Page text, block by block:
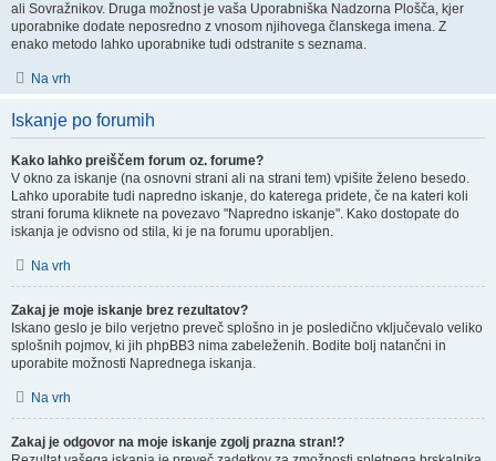
ali Sovražnikov. Druga možnost je vaša Uporabniška Nadzorna Plošča, kjer
uporabnike dodate neposredno z vnosom njihovega članskega imena. Z
enako metodo lahko uporabnike tudi odstranite s seznama.
Na vrh
Iskanje po forumih
Kako lahko preiščem forum oz. forume?
V okno za iskanje (na osnovni strani ali na strani tem) vpišite želeno besedo.
Lahko uporabite tudi napredno iskanje, do katerega pridete, če na kateri koli
strani foruma kliknete na povezavo "Napredno iskanje". Kako dostopate do
iskanja je odvisno od stila, ki je na forumu uporabljen.
Na vrh
Zakaj je moje iskanje brez rezultatov?
Iskano geslo je bilo verjetno preveč splošno in je posledično vključevalo veliko
splošnih pojmov, ki jih phpBB3 nima zabeleženih. Bodite bolj natančni in
uporabite možnosti Naprednega iskanja.
Na vrh
Zakaj je odgovor na moje iskanje zgolj prazna stran!?